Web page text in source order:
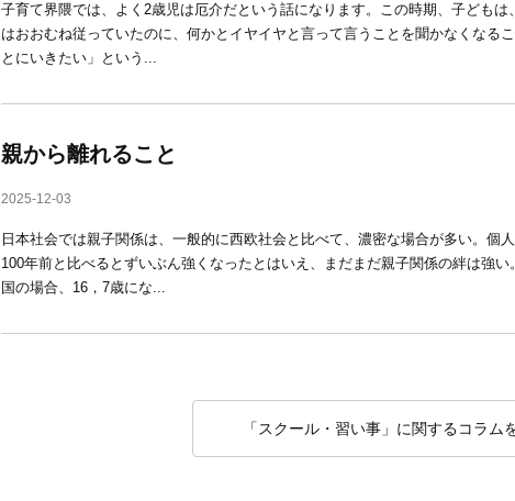
子育て界隈では、よく2歳児は厄介だという話になります。この時期、子どもは
はおおむね従っていたのに、何かとイヤイヤと言って言うことを聞かなくなる
とにいきたい」という...
親から離れること
2025-12-03
日本社会では親子関係は、一般的に西欧社会と比べて、濃密な場合が多い。個
100年前と比べるとずいぶん強くなったとはいえ、まだまだ親子関係の絆は強
国の場合、16，7歳にな...
「スクール・習い事」に関するコラム